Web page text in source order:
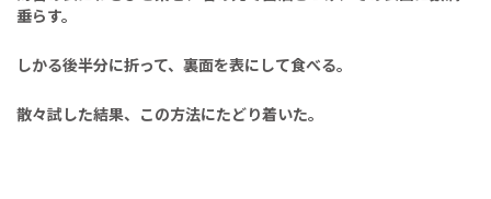
垂らす。
しかる後半分に折って、裏面を表にして食べる。
散々試した結果、この方法にたどり着いた。